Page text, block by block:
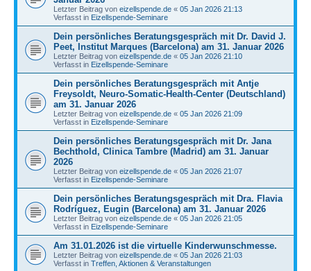
Letzter Beitrag von eizellspende.de « 05 Jan 2026 21:13
Verfasst in Eizellspende-Seminare
Dein persönliches Beratungsgespräch mit Dr. David J.
Peet, Institut Marques (Barcelona) am 31. Januar 2026
Letzter Beitrag von eizellspende.de « 05 Jan 2026 21:10
Verfasst in Eizellspende-Seminare
Dein persönliches Beratungsgespräch mit Antje
Freysoldt, Neuro-Somatic-Health-Center (Deutschland)
am 31. Januar 2026
Letzter Beitrag von eizellspende.de « 05 Jan 2026 21:09
Verfasst in Eizellspende-Seminare
Dein persönliches Beratungsgespräch mit Dr. Jana
Bechthold, Clinica Tambre (Madrid) am 31. Januar
2026
Letzter Beitrag von eizellspende.de « 05 Jan 2026 21:07
Verfasst in Eizellspende-Seminare
Dein persönliches Beratungsgespräch mit Dra. Flavia
Rodríguez, Eugin (Barcelona) am 31. Januar 2026
Letzter Beitrag von eizellspende.de « 05 Jan 2026 21:05
Verfasst in Eizellspende-Seminare
Am 31.01.2026 ist die virtuelle Kinderwunschmesse.
Letzter Beitrag von eizellspende.de « 05 Jan 2026 21:03
Verfasst in Treffen, Aktionen & Veranstaltungen